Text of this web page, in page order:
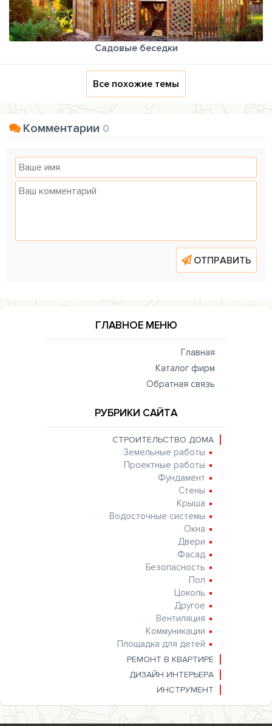
Садовые беседки
Все похожие темы
Комментарии 0
ОТПРАВИТЬ
ГЛАВНОЕ МЕНЮ
Главная
Каталог фирм
Обратная связь
РУБРИКИ САЙТА
СТРОИТЕЛЬСТВО ДОМА
Земельные работы
Проектные работы
Фундамент
Стены
Крыша
Водосточные системы
Окна
Двери
Фасад
Безопасность
Пол
Цоколь
Другое
Вентиляция
Коммуникации
Площадка для детей
РЕМОНТ В КВАРТИРЕ
ДИЗАЙН ИНТЕРЬЕРА
ИНСТРУМЕНТ